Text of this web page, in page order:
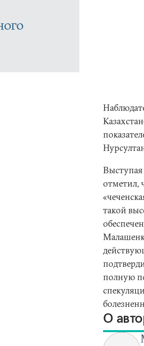
Выступая
отметил,
такой
полную
О